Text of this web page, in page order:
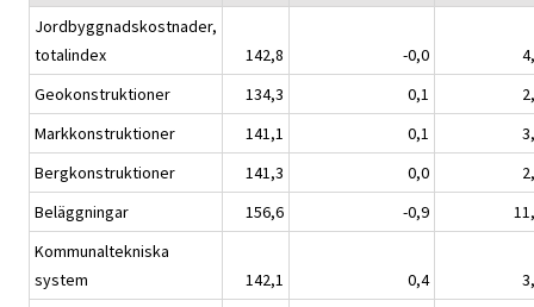
Jordbyggnadskostnader,
totalindex
142,8 -0,0
Geokonstruktioner
134,3 0,1
Markkonstruktioner
141,1 0,1
Bergkonstruktioner
141,3 0,0
Beläggningar
156,6 -0,9
Kommunaltekniska
system
142,1 0,4